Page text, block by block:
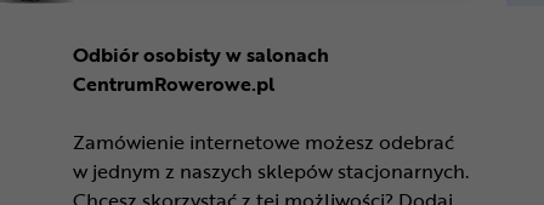
Odbiór osobisty w salonach
CentrumRowerowe.pl
Zamówienie internetowe możesz odebrać
w jednym z naszych sklepów stacjonarnych.